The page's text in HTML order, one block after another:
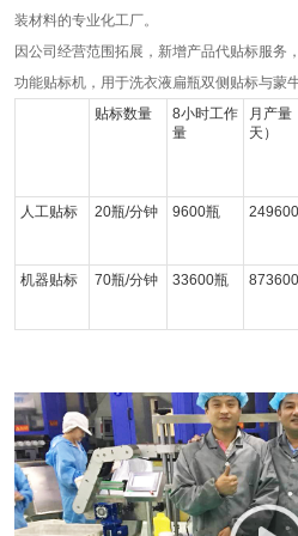
装材料的专业化工厂。
因公司经营范围拓展，新增产品代贴标服务
功能贴标机，用于洗衣液扁瓶双侧贴标与蒙
贴标数量
8小时工作
量
月产量
天）
人工贴标 20瓶/分钟 9600瓶
机器贴标
70瓶/分钟 33600瓶